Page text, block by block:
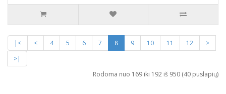
|< < 4 5 6 7 8 9 10 11 12
>
>|
Rodoma nuo 169 iki 192 iš 950 (40 puslapių)